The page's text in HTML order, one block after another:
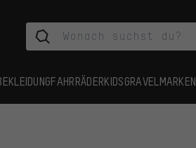
FAHRRÄDERKIDSGRAVEL MARKEN